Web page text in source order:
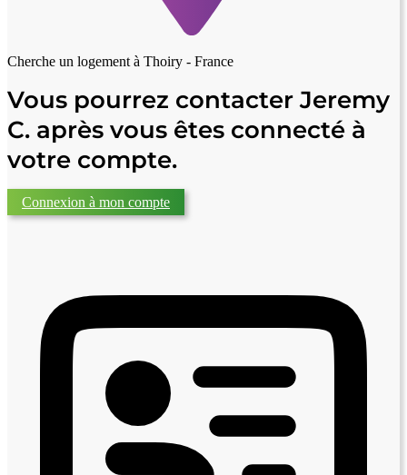
Cherche un logement à Thoiry - France
Vous pourrez contacter Jeremy
C. après vous êtes connecté à
votre compte.
Connexion à mon compte